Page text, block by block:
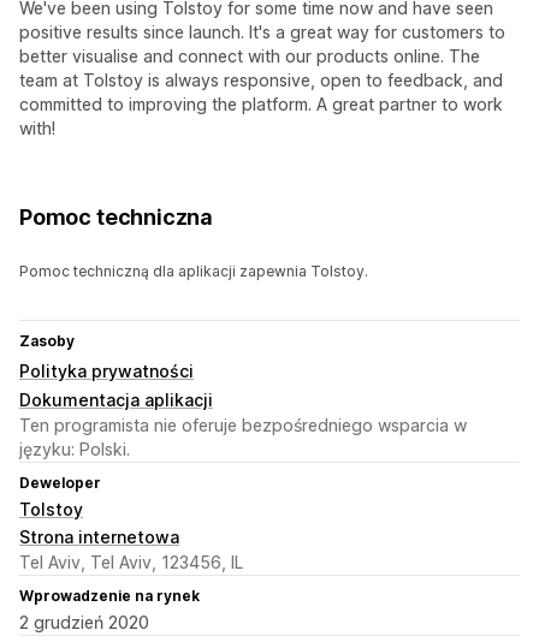
We've been using Tolstoy for some time now and have seen
positive results since launch. It's a great way for customers to
better visualise and connect with our products online. The
team at Tolstoy is always responsive, open to feedback, and
committed to improving the platform. A great partner to work
with!
Pomoc techniczna
Pomoc techniczną dla aplikacji zapewnia Tolstoy.
Zasoby
Polityka prywatności
Dokumentacja aplikacji
Ten programista nie oferuje bezpośredniego wsparcia w
języku: Polski.
Deweloper
Tolstoy
Strona internetowa
Tel Aviv, Tel Aviv, 123456, IL
Wprowadzenie na rynek
2 grudzień 2020